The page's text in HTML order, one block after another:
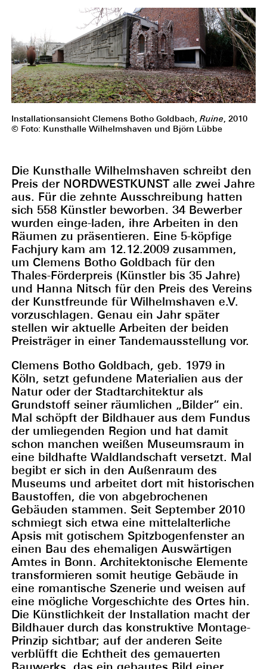
Installationsansicht Clemens Botho Goldbach, Ruine, 2010
© Foto: Kunsthalle Wilhelmshaven und Björn Lübbe
Die Kunsthalle Wilhelmshaven schreibt den
Preis der NORDWESTKUNST alle zwei Jahre
aus. Für die zehnte Ausschreibung hatten
sich 558 Künstler beworben. 34 Bewerber
wurden einge-laden, ihre Arbeiten in den
Räumen zu präsentieren. Eine 5-köpfige
Fachjury kam am 12.12.2009 zusammen,
um Clemens Botho Goldbach für den
Thales-Förderpreis (Künstler bis 35 Jahre)
und Hanna Nitsch für den Preis des Vereins
der Kunstfreunde für Wilhelmshaven e.V.
vorzuschlagen. Genau ein Jahr später
stellen wir aktuelle Arbeiten der beiden
Preisträger in einer Tandemausstellung vor.
Clemens Botho Goldbach, geb. 1979 in
Köln, setzt gefundene Materialien aus der
Natur oder der Stadtarchitektur als
Grundstoff seiner räumlichen „Bilder“ ein.
Mal schöpft der Bildhauer aus dem Fundus
der umliegenden Region und hat damit
schon manchen weißen Museumsraum in
eine bildhafte Waldlandschaft versetzt. Mal
begibt er sich in den Außenraum des
Museums und arbeitet dort mit historischen
Baustoffen, die von abgebrochenen
Gebäuden stammen. Seit September 2010
schmiegt sich etwa eine mittelalterliche
Apsis mit gotischem Spitzbogenfenster an
einen Bau des ehemaligen Auswärtigen
Amtes in Bonn. Architektonische Elemente
transformieren somit heutige Gebäude in
eine romantische Szenerie und weisen auf
eine mögliche Vorgeschichte des Ortes hin.
Die Künstlichkeit der Installation macht der
Bildhauer durch das konstruktive Montage-
Prinzip sichtbar; auf der anderen Seite
verblüfft die Echtheit des gemauerten